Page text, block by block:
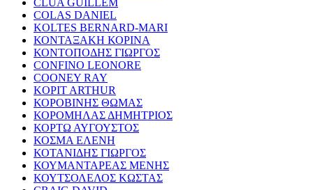
COLAS DANIEL
KOLTES BERNARD-MARI
ΚΟΝΤΑΞΑΚΗ ΚΟΡΙΝΑ
ΚΟΝΤΟΠΟΔΗΣ ΓΙΩΡΓΟΣ
CONFINO LEONORE
COONEY RAY
KOPIT ARTHUR
ΚΟΡΟΒΙΝΗΣ ΘΩΜΑΣ
ΚΟΡΟΜΗΛΑΣ ΔΗΜΗΤΡΙΟΣ
ΚΟΡΤΩ ΑΥΓΟΥΣΤΟΣ
ΚΟΣΜΑ ΕΛΕΝΗ
ΚΟΤΑΝΙΔΗΣ ΓΙΩΡΓΟΣ
ΚΟΥΜΑΝΤΑΡΕΑΣ ΜΕΝΗΣ
ΚΟΥΤΣΟΛΕΛΟΣ ΚΩΣΤΑΣ